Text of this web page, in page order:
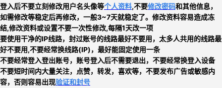
登入后不要立刻修改用户名头像等个人资料,不要修改密码和其他信息，
如需修改等稳定后再修改，一般3~7天就稳定了。修改资料容易造成冻
结,修改资料或设置不要一次性修改,每隔1天改一项
要使用干净的IP线路，封过账号的线路最好不要用，太多人共用的线路最
好不要用,不要经常换线路(IP)，最好能固定使用一条
不要经常登入登出账号，账号登入后不需要退出，不要经常换登入设备
不要短时间内大量关注，点赞，转发，喜欢等， 不要发布广告或敏感内
容，否则容易出现验证和封号